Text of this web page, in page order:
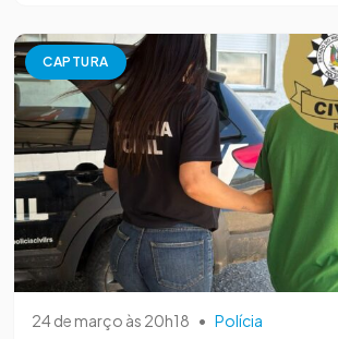
CAPTURA
24 de março às 20h18 • Polícia